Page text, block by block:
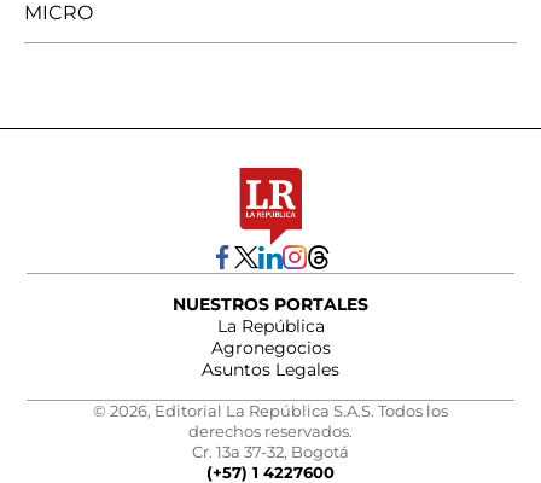
MICRO
NUESTROS PORTALES
La República
Agronegocios
Asuntos Legales
© 2026, Editorial La República S.A.S. Todos los
derechos reservados.
Cr. 13a 37-32, Bogotá
(+57) 1 4227600